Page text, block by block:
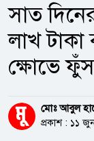
সাত
লাখ টাকা
ক্ষোভে
মোঃ আবুল
প্রকাশ : ১১